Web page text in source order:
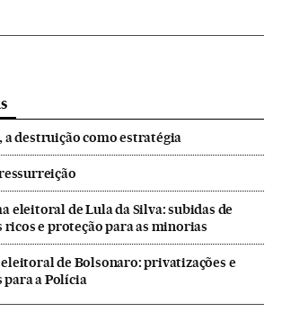
a destruição como estratégia
eleitoral de Lula da Silva: subidas de
ricos e proteção para as minorias
de Bolsonaro: privatizações e
a Polícia